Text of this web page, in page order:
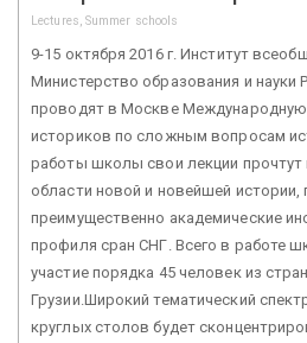
Lectures, Summer schools
9-15 октября 2016 г. Институт
Министерство образования и науки
проводят в Москве
историков по сложным вопросам
работы школы свои лекции прочтут
области новой и новейшей
преимущественно академические
профиля сран СНГ. Всего в работе
участие порядка 45 человек из
Грузии.Широкий тематический
круглых столов будет